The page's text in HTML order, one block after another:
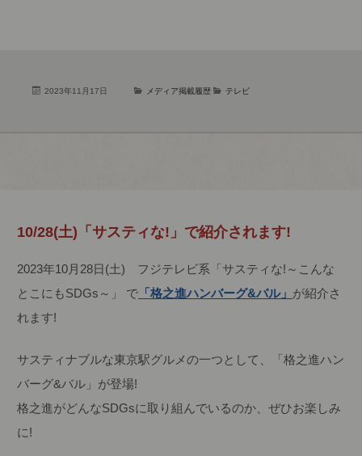
2023年11月17日 メディア掲載履歴 テレビ
10/28(土)「サスティな!」で紹介されます!
2023年10月28日(土) フジテレビ系「サスティな!～こんな
とこにもSDGs～」 で 「格之進ハンバーグ&バル」 が紹介さ
れます!
サスティナブルな東京駅グルメの一つとして、「格之進ハン
バーグ&バル」が登場!
格之進がどんなSDGsに取り組んでいるのか、ぜひお楽しみ
に!